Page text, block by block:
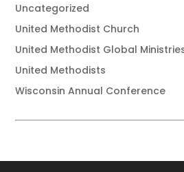
Uncategorized
United Methodist Church
United Methodist Global
United Methodists
Wisconsin Annual Conference